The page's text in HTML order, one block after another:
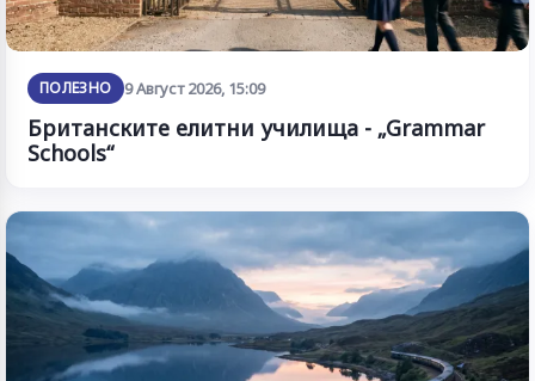
ПОЛЕЗНО 9 Август 2026, 15:09
Британските елитни училища - „Grammar
Schools“